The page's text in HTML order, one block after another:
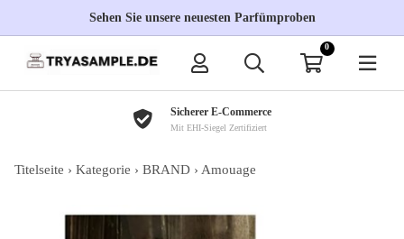
Sehen Sie unsere neuesten Parfümproben
0
Sicherer E-Commerce
Mit EHI-Siegel Zertifiziert
Titelseite › Kategorie › BRAND› Amouage